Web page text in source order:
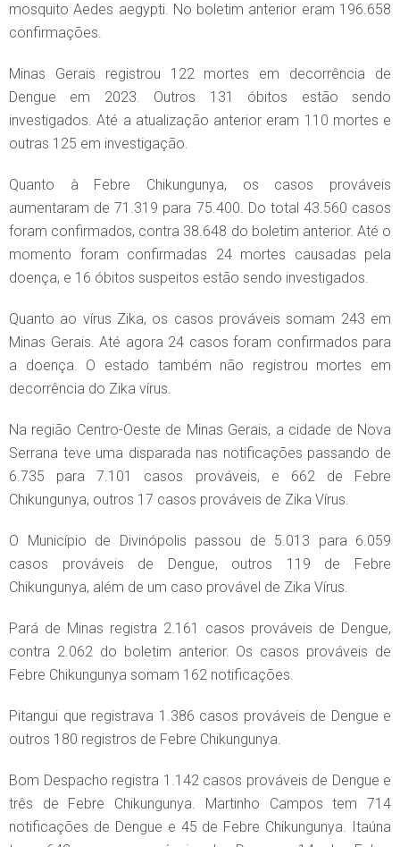
mosquito Aedes aegypti. No boletim anterior eram 196.658
confirmações.
Minas Gerais registrou 122 mortes em decorrência de
Dengue em 2023. Outros 131 óbitos estão sendo
investigados. Até a atualização anterior eram 110 mortes e
outras 125 em investigação.
Quanto à Febre Chikungunya, os casos prováveis
aumentaram de 71.319 para 75.400. Do total 43.560 casos
foram confirmados, contra 38.648 do boletim anterior. Até o
momento foram confirmadas 24 mortes causadas pela
doença, e 16 óbitos suspeitos estão sendo investigados.
Quanto ao vírus Zika, os casos prováveis somam 243 em
Minas Gerais. Até agora 24 casos foram confirmados para
a doença. O estado também não registrou mortes em
decorrência do Zika vírus.
Na região Centro-Oeste de Minas Gerais, a cidade de Nova
Serrana teve uma disparada nas notificações passando de
6.735 para 7.101 casos prováveis, e 662 de Febre
Chikungunya, outros 17 casos prováveis de Zika Vírus.
O Município de Divinópolis passou de 5.013 para 6.059
casos prováveis de Dengue, outros 119 de Febre
Chikungunya, além de um caso provável de Zika Vírus.
Pará de Minas registra 2.161 casos prováveis de Dengue,
contra 2.062 do boletim anterior. Os casos prováveis de
Febre Chikungunya somam 162 notificações.
Pitangui que registrava 1.386 casos prováveis de Dengue e
outros 180 registros de Febre Chikungunya.
Bom Despacho registra 1.142 casos prováveis de Dengue e
três de Febre Chikungunya. Martinho Campos tem 714
notificações de Dengue e 45 de Febre Chikungunya. Itaúna